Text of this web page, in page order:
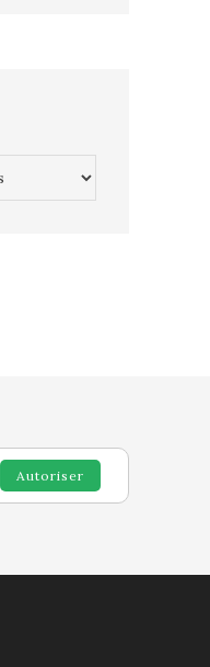
Autoriser